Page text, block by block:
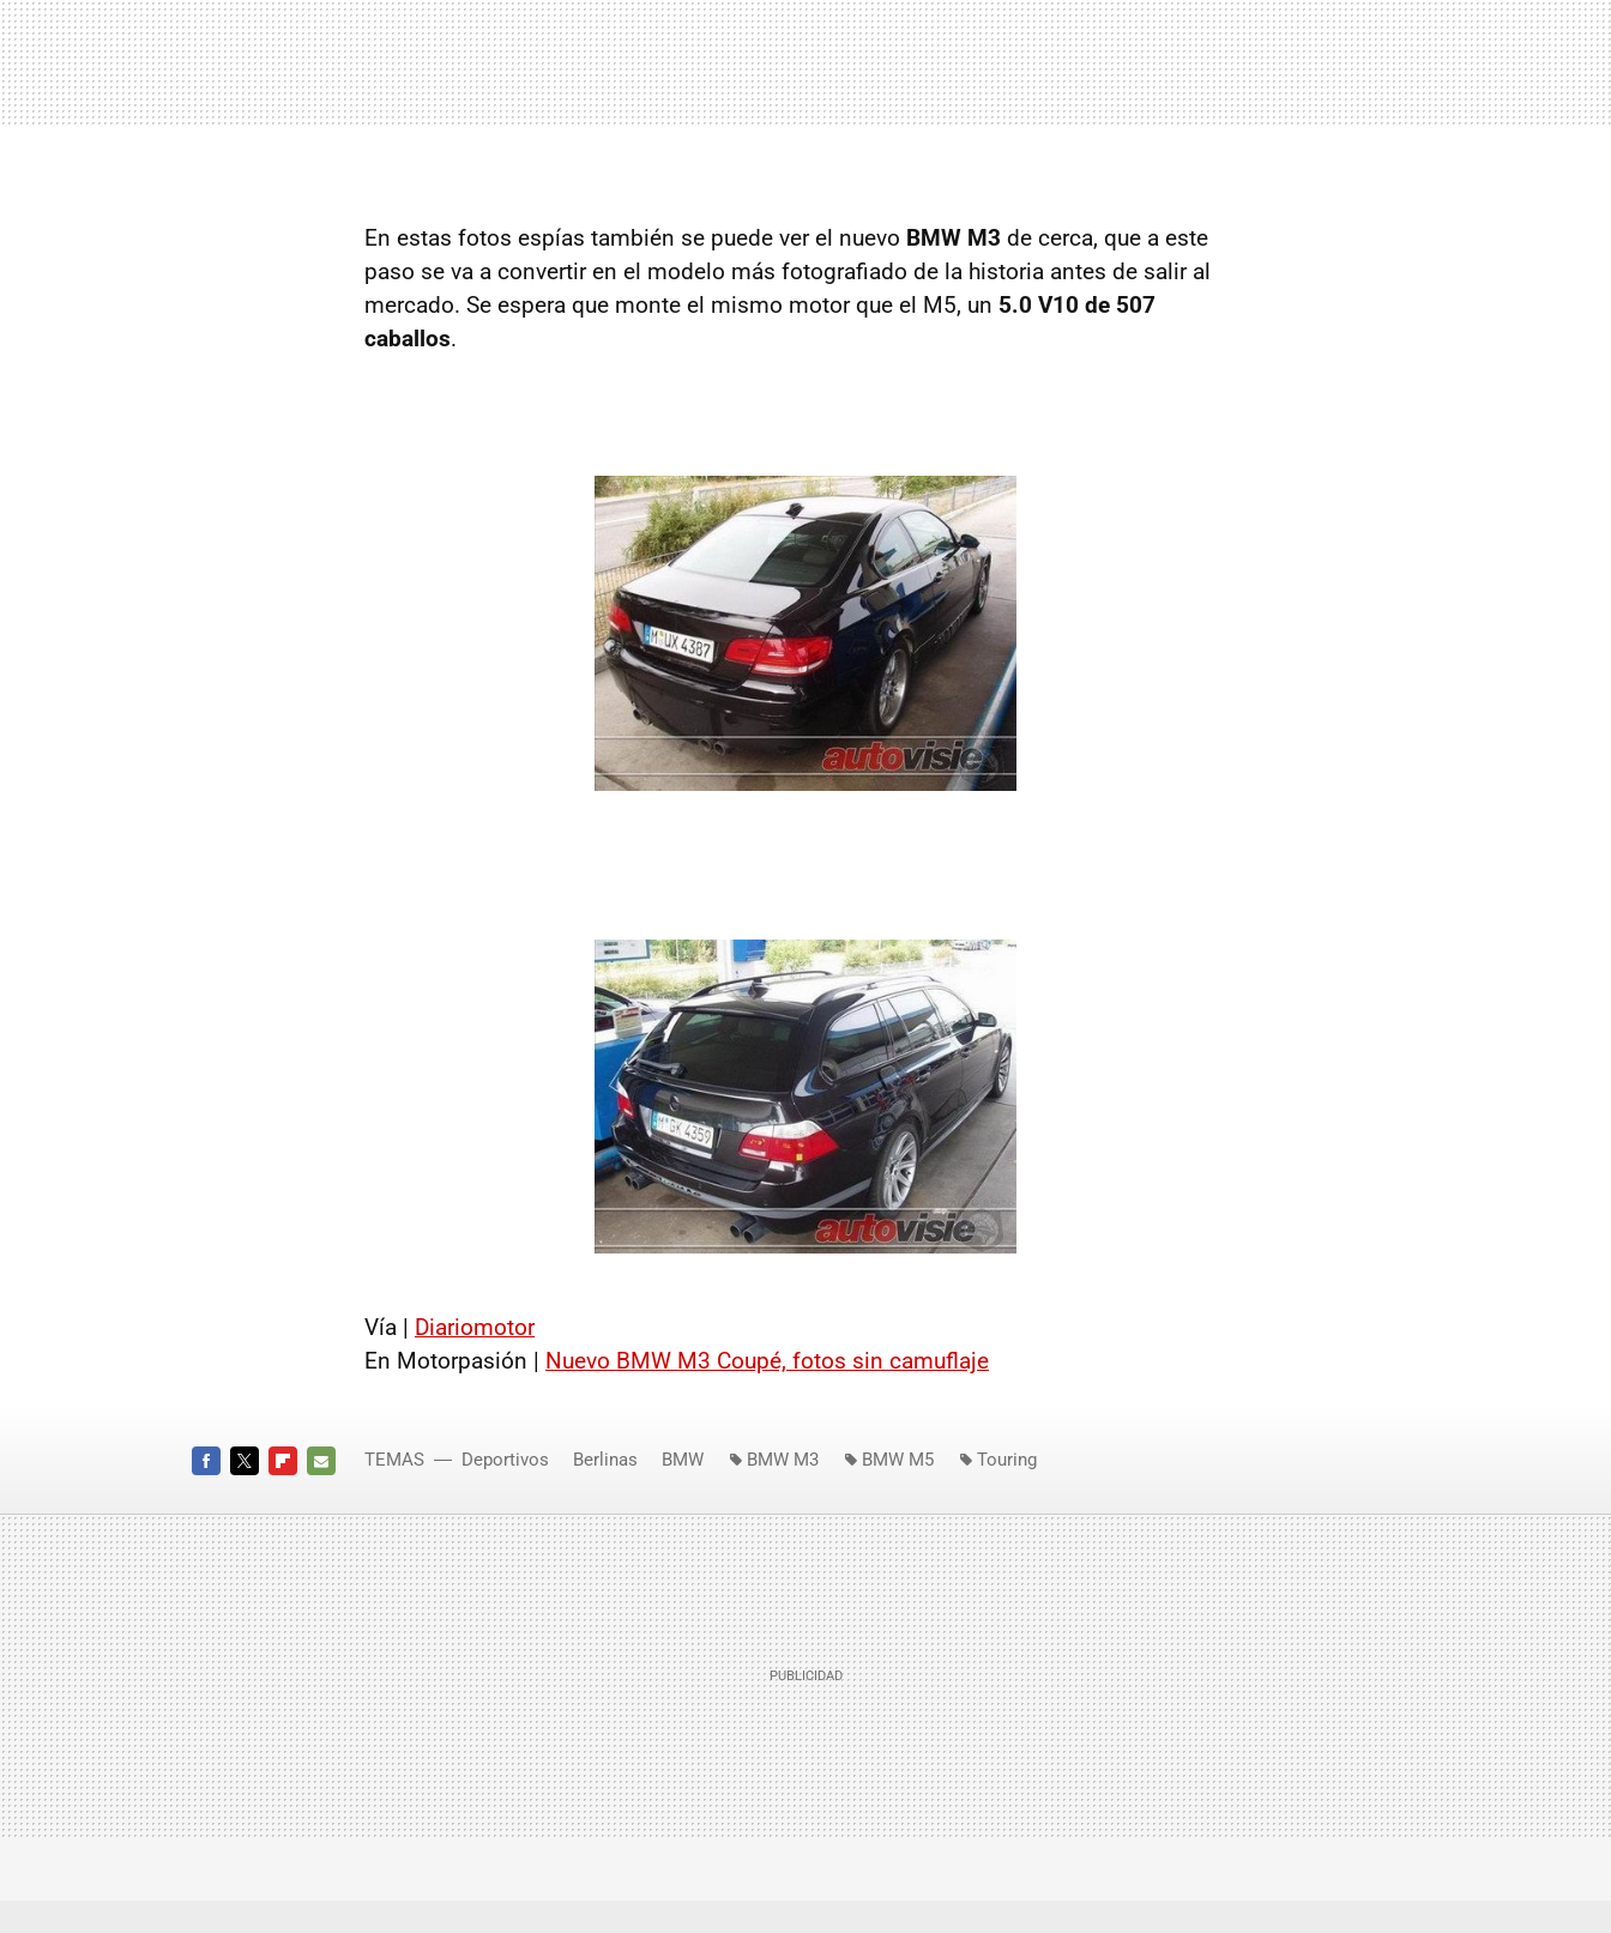
En estas fotos espías también se puede ver el nuevo BMW M3 de cerca, que a este
paso se va a convertir en el modelo más fotografiado de la historia antes de salir al
mercado. Se espera que monte el mismo motor que el M5, un 5.0 V10 de 507
caballos.
Vía | Diariomotor
En Motorpasión | Nuevo BMW M3 Coupé, fotos sin camuflaje
MAIL
TEMAS Deportivos Berlinas BMW BMW M3 BMW M5 Touring